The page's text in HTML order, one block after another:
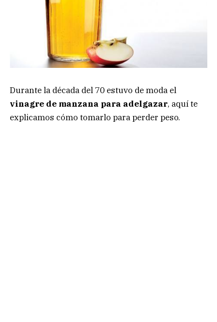
Durante la década del 70 estuvo de moda el
vinagre de manzana para adelgazar, aquí te
explicamos cómo tomarlo para perder peso.